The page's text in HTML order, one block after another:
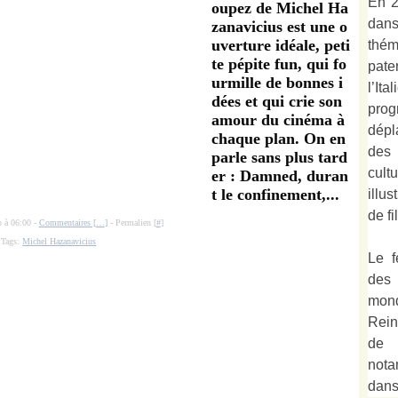
oupez de Michel Ha
zanavicius est une o
uverture idéale, peti
te pépite fun, qui fo
urmille de bonnes i
dées et qui crie son
amour du cinéma à
chaque plan. On en
parle sans plus tard
er : Damned, duran
t le confinement,...
à 06:00 - Commentaires [… ]- Permalien [#]
Tags:Michel Hazanavicius
des
de
Le
de
dans